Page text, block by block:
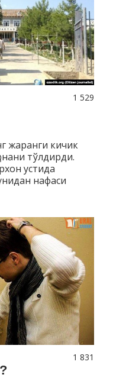
1 529
жаранги кичик
тўлдирди.
устида
нафаси
1 831